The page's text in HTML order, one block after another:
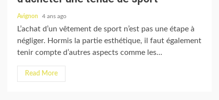
Avignon 4 ans ago
L’achat d’un vêtement de sport n’est pas une étape à
négliger. Hormis la partie esthétique, il faut également
tenir compte d’autres aspects comme les...
Read More